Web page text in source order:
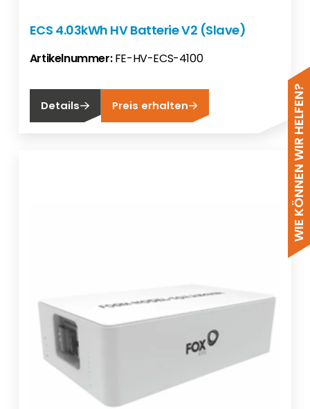
WIE KÖNNEN WIR HELFEN?
ECS 4.03kWh HV Batterie V2 (Slave)
Artikelnummer:FE-HV-ECS-4100
Details Preis erhalten